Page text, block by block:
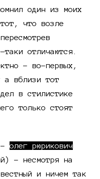
один из моих
что возле
отличаются.
- во-первых,
вблизи тот
в стилистике
только стоят
- олег рюрикович
- несмотря на
и ничем так